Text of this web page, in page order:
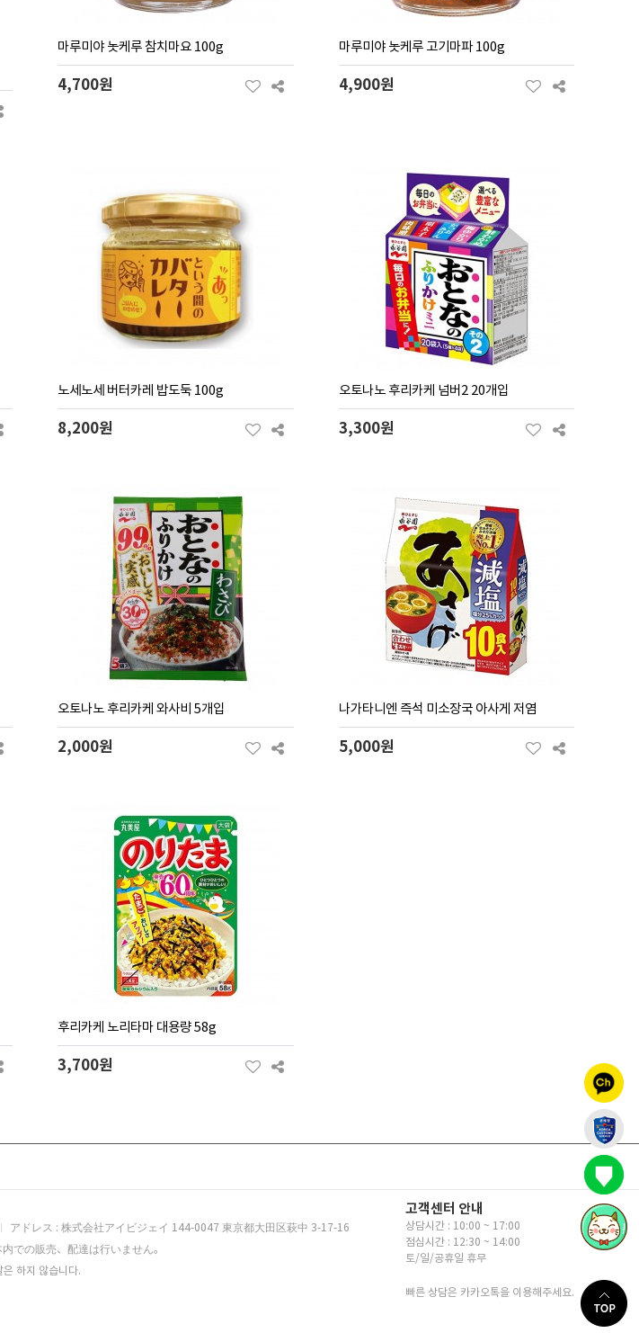
마루미야 놋케루 참치마요 100g
4,700원
마루미야 놋케루 고기마파 100g
4,900원
노세노세 버터카레 밥도둑 100g
8,200원
오토나노 후리카케 넘버2 20개입
3,300원
오토나노 후리카케 와사비 5개입
2,000원
나가타니엔 즉석 미소장국 아사게 저염
5,000원
후리카케 노리타마 대용량 58g
3,700원
고객센터 안내
상담시간 : 10:00 ~ 17:00
점심시간 : 12:30 ~ 14:00
토/일/공휴일 휴무
빠른 상담은 카카오톡을 이용해주세요.
アドレス : 株式会社アイビジェイ 144-0047 東京都大田区萩中 3-17-16
での販売、配達は行いません。
하지 않습니다.